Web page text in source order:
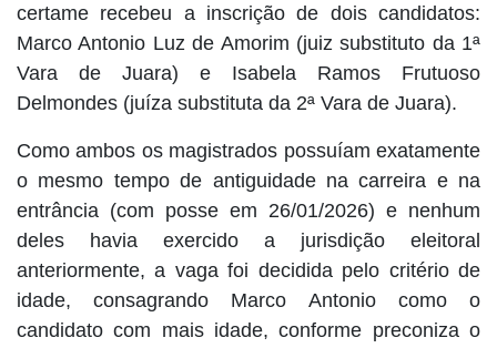
certame recebeu a inscrição de dois candidatos:
Marco Antonio Luz de Amorim (juiz substituto da 1ª
Vara de Juara) e Isabela Ramos Frutuoso
Delmondes (juíza substituta da 2ª Vara de Juara).
Como ambos os magistrados possuíam exatamente
o mesmo tempo de antiguidade na carreira e na
entrância (com posse em 26/01/2026) e nenhum
deles havia exercido a jurisdição eleitoral
anteriormente, a vaga foi decidida pelo critério de
idade, consagrando Marco Antonio como o
candidato com mais idade, conforme preconiza o